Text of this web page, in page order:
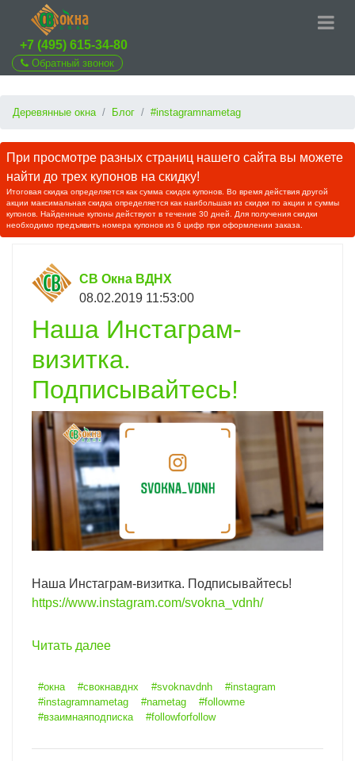
+7 (495) 615-34-80
Обратный звонок
Деревянные окна Блог #instagramnametag
При просмотре разных страниц нашего сайта вы можете
найти до трех купонов на скидку!
Итоговая скидка определяется как сумма скидок купонов. Во время действия другой
акции максимальная скидка определяется как наибольшая из скидки по акции и суммы
купонов. Найденные купоны действуют в течение 30 дней. Для получения скидки
необходимо предъявить номера купонов из 6 цифр при оформлении заказа.
СВ Окна ВДНХ
08.02.2019 11:53:00
Наша Инстаграм-
визитка.
Подписывайтесь!
Наша Инстаграм-визитка. Подписывайтесь!
https://www.instagram.com/svokna_vdnh/
Читать далее
#окна #свокнавднх #svoknavdnh
#instagram
#instagramnametag
#nametag
#followme
#взаимнаяподписка
#followforfollow